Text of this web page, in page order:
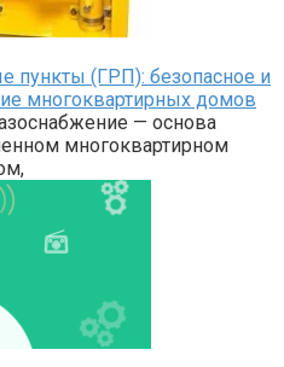
пункты (ГРП): безопасное и
многоквартирных домов
— основа
многоквартирном